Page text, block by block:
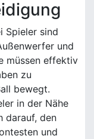
Spieler sind
und
müssen effektiv
zu
bewegt.
in der Nähe
darauf, den
und